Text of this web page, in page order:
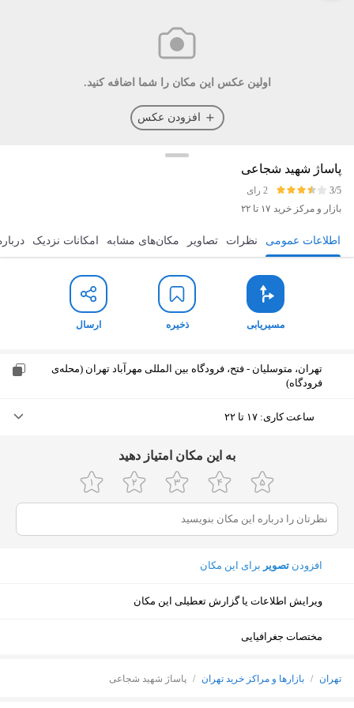
اولین عکس این مکان را شما اضافه کنید.
افزودن عکس
پاساژ شهید شجاعی
3/5
2 رای
بازار و مرکز خرید ۱۷ تا ۲۲
مسیریابی ذخیره ارسال اطلاعات عمومی نظرات تصاویر مکان‌های مشابه امکانات نزدیک درباره
مسیریابی ذخیره ارسال
تهران، متوسلیان - فتح، فرودگاه بین المللی مهرآباد تهران (محله‌ی فرودگاه)
چهارشنبه
۱۷ تا ۲۲
پنجشنبه
۱۷ تا ۲۲
جمعه
شنبه
یکشنبه
ﺑﻪ اﯾﻦ ﻣﮑﺎن اﻣﺘﯿﺎز دﻫﯿﺪ
افزودن تصویربرای این مکان
ویرایش اطلاعات یا گزارش تعطیلی این مکان
مختصات جغرافیایی
تهران / بازارها و مراکز خرید تهران / پاساژ شهید شجاعی